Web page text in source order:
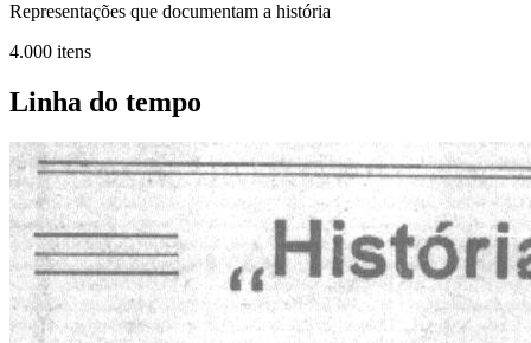
Representações que documentam a história
4.000 itens
Linha do tempo